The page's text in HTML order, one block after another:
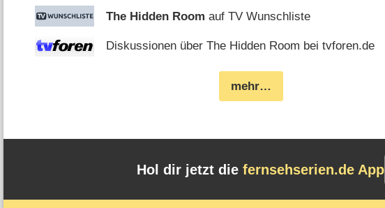
The Hidden Room auf TV Wunschliste
Diskussionen über The Hidden Room bei tvforen.de
mehr…
Hol dir jetzt die fernsehserien.de App